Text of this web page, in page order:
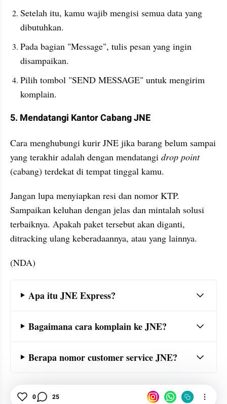
Setelah itu, kamu wajib mengisi semua data yang
dibutuhkan.
Pada bagian "Message", tulis pesan yang ingin
disampaikan.
Pilih tombol "SEND MESSAGE" untuk mengirim
komplain.
5. Mendatangi Kantor Cabang JNE
Cara menghubungi kurir JNE jika barang belum sampai
yang terakhir adalah dengan mendatangi
drop point
(cabang) terdekat di tempat tinggal kamu.
Jangan lupa menyiapkan resi dan nomor KTP.
Sampaikan keluhan dengan jelas dan mintalah solusi
terbaiknya. Apakah paket tersebut akan diganti,
ditracking ulang keberadaannya, atau yang lainnya.
(NDA)
Apa itu JNE Express?
Bagaimana cara komplain ke JNE?
Berapa nomor customer service JNE?
JNE Indonesia
0 25